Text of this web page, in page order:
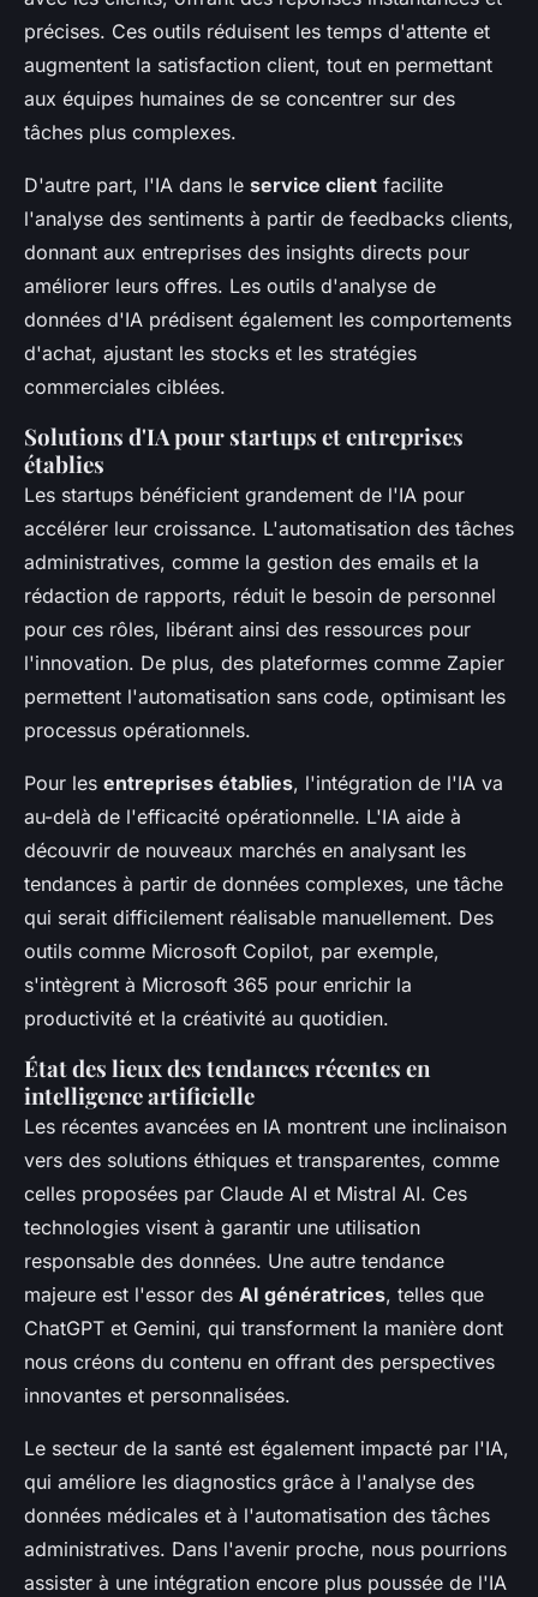
précises. Ces outils réduisent les temps d'attente et
augmentent la satisfaction client, tout en permettant
aux équipes humaines de se concentrer sur des
tâches plus complexes.
D'autre part, l'IA dans le service client facilite
l'analyse des sentiments à partir de feedbacks clients,
donnant aux entreprises des insights directs pour
améliorer leurs offres. Les outils d'analyse de
données d'IA prédisent également les comportements
d'achat, ajustant les stocks et les stratégies
commerciales ciblées.
Solutions d'IA pour startups et entreprises
établies
Les startups bénéficient grandement de l'IA pour
accélérer leur croissance. L'automatisation des tâches
administratives, comme la gestion des emails et la
rédaction de rapports, réduit le besoin de personnel
pour ces rôles, libérant ainsi des ressources pour
l'innovation. De plus, des plateformes comme Zapier
permettent l'automatisation sans code, optimisant les
processus opérationnels.
Pour les entreprises établies, l'intégration de l'IA va
au-delà de l'efficacité opérationnelle. L'IA aide à
découvrir de nouveaux marchés en analysant les
tendances à partir de données complexes, une tâche
qui serait difficilement réalisable manuellement. Des
outils comme Microsoft Copilot, par exemple,
s'intègrent à Microsoft 365 pour enrichir la
productivité et la créativité au quotidien.
État des lieux des tendances récentes en
intelligence artificielle
Les récentes avancées en IA montrent une inclinaison
vers des solutions éthiques et transparentes, comme
celles proposées par Claude AI et Mistral AI. Ces
technologies visent à garantir une utilisation
responsable des données. Une autre tendance
majeure est l'essor des AI génératrices, telles que
ChatGPT et Gemini, qui transforment la manière dont
nous créons du contenu en offrant des perspectives
innovantes et personnalisées.
Le secteur de la santé est également impacté par l'IA,
qui améliore les diagnostics grâce à l'analyse des
données médicales et à l'automatisation des tâches
administratives. Dans l'avenir proche, nous pourrions
assister à une intégration encore plus poussée de l'IA